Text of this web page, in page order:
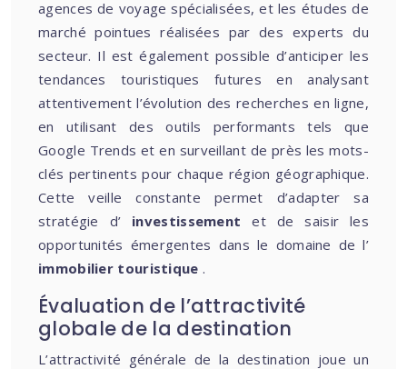
agences de voyage spécialisées, et les études de
marché pointues réalisées par des experts du
secteur. Il est également possible d’anticiper les
tendances touristiques futures en analysant
attentivement l’évolution des recherches en ligne,
en utilisant des outils performants tels que
Google Trends et en surveillant de près les mots-
clés pertinents pour chaque région géographique.
Cette veille constante permet d’adapter sa
stratégie d’ investissementet de saisir les
opportunités émergentes dans le domaine de l’
immobilier touristique .
Évaluation de l’attractivité
globale de la destination
L’attractivité générale de la destination joue un